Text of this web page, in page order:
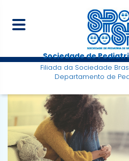
Sociedade de
Filiada da Sociedade
Departamento de